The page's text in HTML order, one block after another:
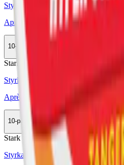
Styrka Normal · Slim
Après No.10 Tangerine Spritz
10-pack
Stark
Styrka Stark · Slim
Après No.9 Cactus Lime Hypèr Strong
10-pack
Köp
Stark
Styrka Stark · Slim